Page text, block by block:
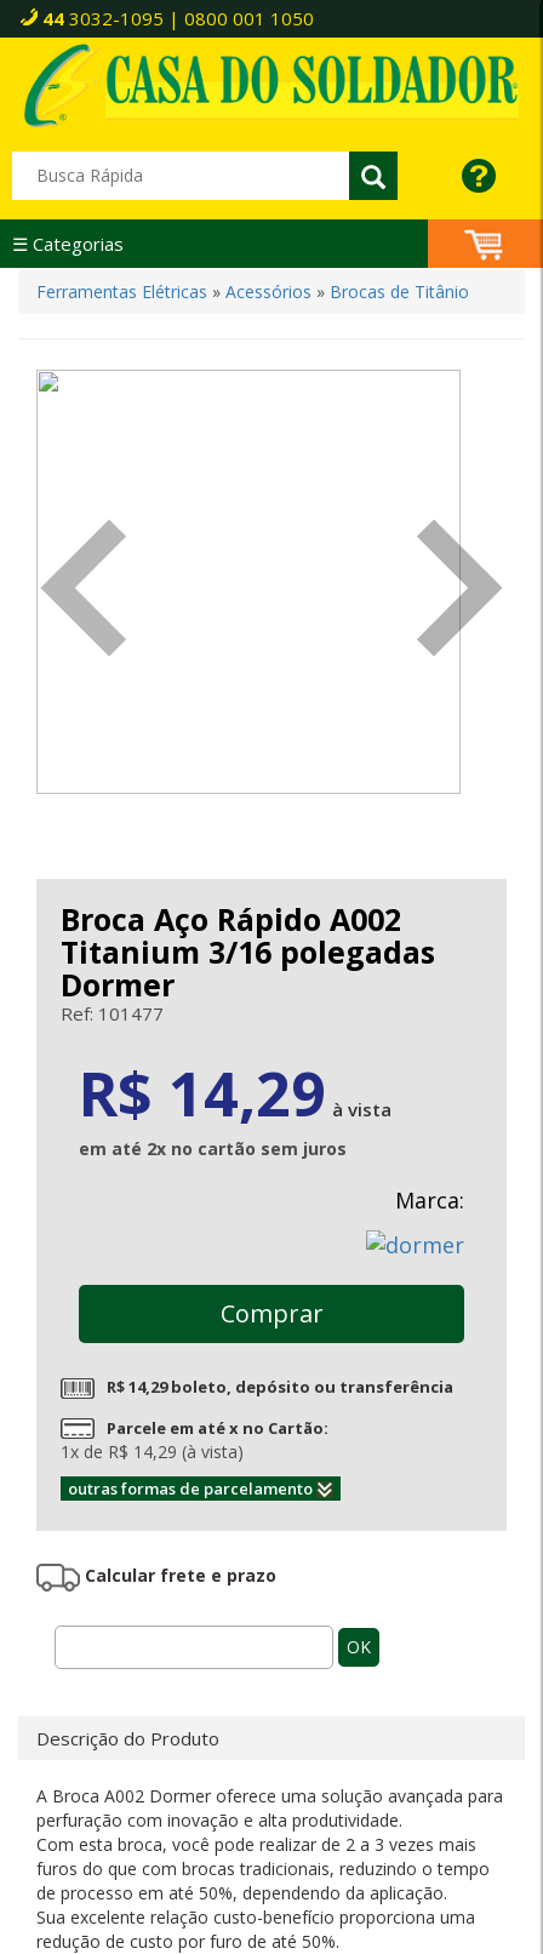
44 3032-1095 | 0800 001 1050
☰ Categorias
Ferramentas Elétricas » Acessórios » Brocas de Titânio
Broca Aço Rápido A002
Titanium 3/16 polegadas
Dormer
Ref: 101477
R$ 14,29 à vista
em até 2x no cartão sem juros
Marca:
Comprar
R$ 14,29 boleto, depósito ou transferência
Parcele em até x no Cartão:
1x de R$ 14,29 (à vista)
outras formas de parcelamento
Calcular frete e prazo
OK
Descrição do Produto
A Broca A002 Dormer oferece uma solução avançada para
perfuração com inovação e alta produtividade.
Com esta broca, você pode realizar de 2 a 3 vezes mais
furos do que com brocas tradicionais, reduzindo o tempo
de processo em até 50%, dependendo da aplicação.
Sua excelente relação custo-benefício proporciona uma
redução de custo por furo de até 50%.